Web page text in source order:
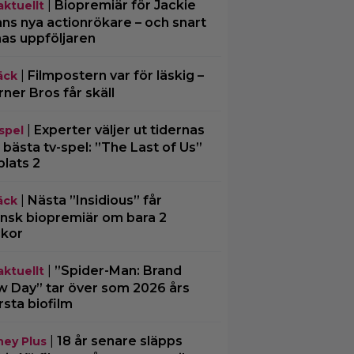
|
Biopremiär för Jackie
nya actionrökare – och snart
uppföljaren
|
Filmpostern var för läskig –
Bros får skäll
Experter väljer ut tidernas
bästa tv-spel: ”The Last of Us”
2
|
Nästa ”Insidious” får
biopremiär om bara 2
| ”Spider-Man: Brand
Day” tar över som 2026 års
biofilm
Plus| 18 år senare släpps